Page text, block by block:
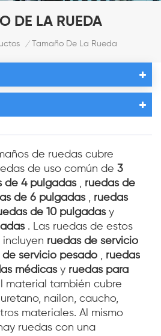
DE LA RUEDA
/ Tamaño De La Rueda
de ruedas cubre
de uso común de 3
de 4 pulgadas, ruedas de
de 6 pulgadas, ruedas
de 10 pulgadasy
. Las ruedas de estos
ruedas de servicio
de servicio pesado , ruedas
médicasy ruedas para
material también cubre
nailon, caucho,
materiales. Al mismo
ruedas con una